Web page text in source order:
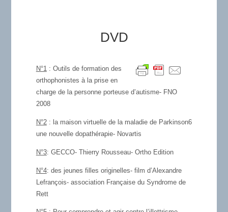
DVD
N°1: Outils de formation des
orthophonistes à la prise en
charge de la personne porteuse d’autisme- FNO
2008
N°2: la maison virtuelle de la maladie de Parkinson6
une nouvelle dopathérapie- Novartis
N°3: GECCO- Thierry Rousseau- Ortho Edition
N°4: des jeunes filles originelles- film d’Alexandre
Lefrançois- association Française du Syndrome de
Rett